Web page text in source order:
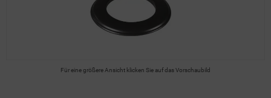
Für eine größere Ansicht klicken Sie auf das Vorschaubild